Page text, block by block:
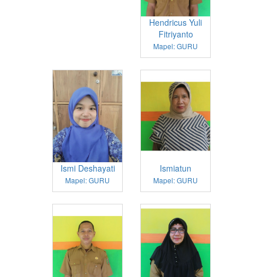
Hendricus Yuli
Fitriyanto
Mapel: GURU
Ismi Deshayati
Mapel: GURU
Ismiatun
Mapel: GURU